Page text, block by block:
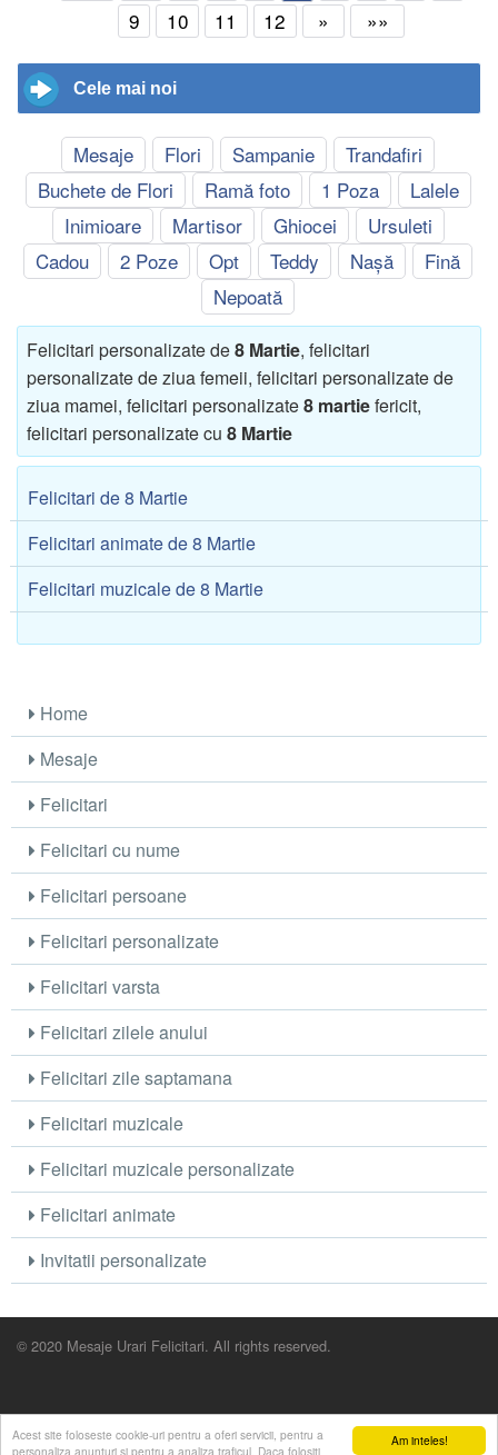
Am inteles!
Acest site foloseste cookie-uri pentru a oferi servicii, pentru a
personaliza anunturi si pentru a analiza traficul. Daca folositi
9
10 11 12 » »»
Cele mai noi
Mesaje Flori Sampanie
Trandafiri
Buchete de Flori
Ramă foto 1 Poza
Lalele
Inimioare
Martisor Ghiocei
Ursuleti
Cadou
2 Poze Opt Teddy Nașă
Fină
Nepoată
Felicitari personalizate de8 Martie, felicitari
personalizate de ziua femeii, felicitari personalizate de
ziua mamei, felicitari personalizate8 martiefericit,
felicitari personalizate cu 8 Martie
Felicitari de 8 Martie
Felicitari animate de 8 Martie
Felicitari muzicale de 8 Martie
Home
Mesaje
Felicitari
Felicitari cu nume
Felicitari persoane
Felicitari personalizate
Felicitari varsta
Felicitari zilele anului
Felicitari zile saptamana
Felicitari muzicale
Felicitari muzicale personalizate
Felicitari animate
Invitatii personalizate
© 2020 Mesaje Urari Felicitari. All rights reserved.